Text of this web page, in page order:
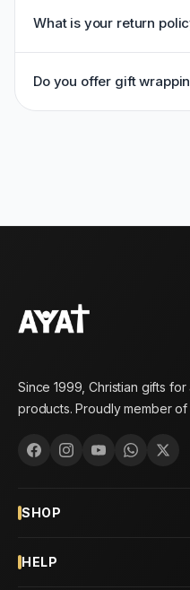
What is your return
Do you offer gift
Since 1999, Christian gifts
products. Proudly member
SHOP
HELP